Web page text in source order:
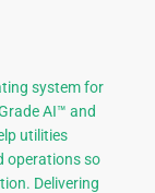
system for
AI™ and
utilities
operations so
Delivering